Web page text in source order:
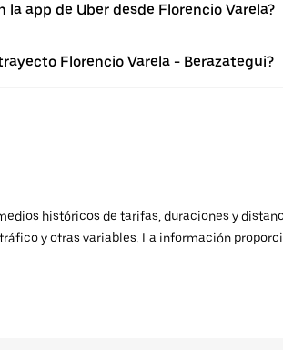
app de Uber desde Florencio Varela?
Florencio Varela - Berazategui?
históricos de tarifas, duraciones y
y otras variables. La información